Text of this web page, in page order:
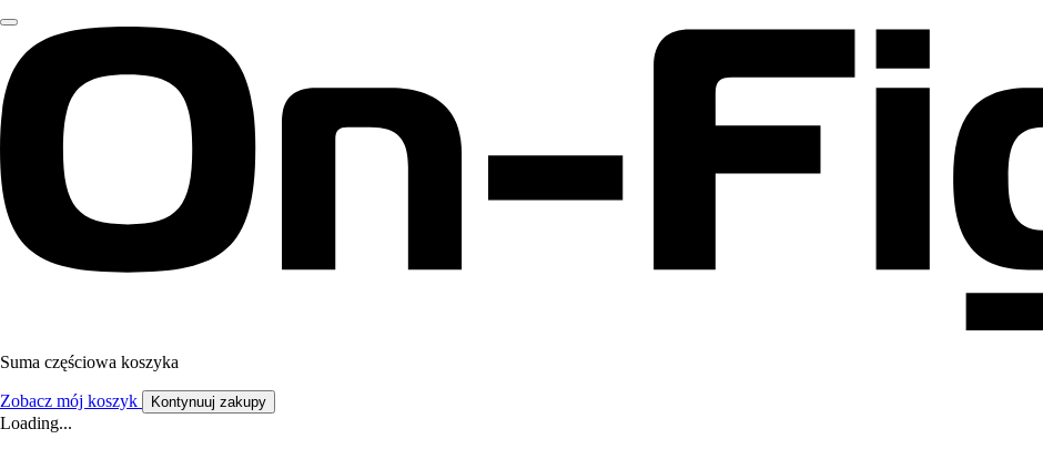
Suma częściowa koszyka
Zobacz mój koszyk Kontynuuj zakupy
Loading...